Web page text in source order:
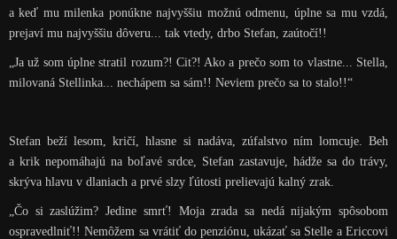
a keď mu milenka ponúkne najvyššiu možnú odmenu, úplne sa mu vzdá,
prejaví mu najvyššiu dôveru... tak vtedy, drbo Stefan, zaútočí!!
„Ja už som úplne stratil rozum?! Cit?! Ako a prečo som to vlastne... Stella,
milovaná Stellinka... nechápem sa sám!! Neviem prečo sa to stalo!!“
Stefan beží lesom, kričí, hlasne si nadáva, zúfalstvo ním lomcuje. Beh
a krik nepomáhajú na boľavé srdce, Stefan zastavuje, hádže sa do trávy,
skrýva hlavu v dlaniach a prvé slzy ľútosti prelievajú kalný zrak.
„Čo si zaslúžim? Jedine smrť! Moja zrada sa nedá nijakým spôsobom
ospravedlniť!! Nemôžem sa vrátiť do penziónu, ukázať sa Stelle a Ericcovi